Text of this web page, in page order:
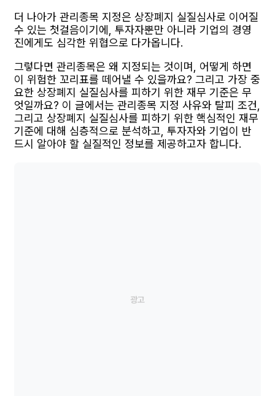
더 나아가 관리종목 지정은 상장폐지 실질심사로 이어질
수 있는 첫걸음이기에, 투자자뿐만 아니라 기업의 경영
진에게도 심각한 위협으로 다가옵니다.
그렇다면 관리종목은 왜 지정되는 것이며, 어떻게 하면
이 위험한 꼬리표를 떼어낼 수 있을까요? 그리고 가장 중
요한 상장폐지 실질심사를 피하기 위한 재무 기준은 무
엇일까요? 이 글에서는 관리종목 지정 사유와 탈피 조건,
그리고 상장폐지 실질심사를 피하기 위한 핵심적인 재무
기준에 대해 심층적으로 분석하고, 투자자와 기업이 반
드시 알아야 할 실질적인 정보를 제공하고자 합니다.